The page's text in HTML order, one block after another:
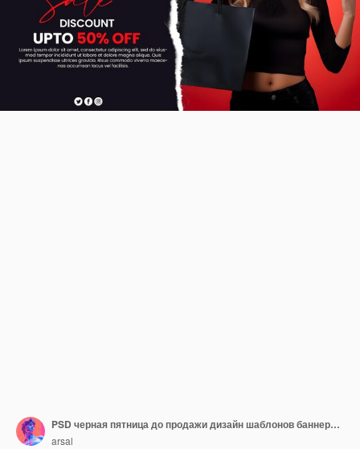
PSD черная пятница до продажи дизайн шаблонов баннеров для социальных сетей с редактируемым текстом
arsal